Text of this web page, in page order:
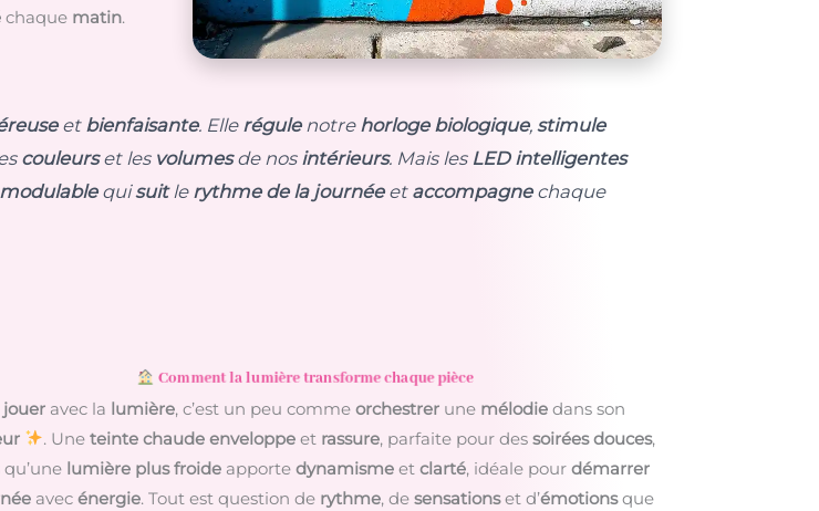
chaque matin.
et bienfaisante. Elle régulenotre horloge biologique, stimule
couleurset les volumesde nos intérieurs. Mais les LED intelligentes
quisuitle rythme de la journéeet accompagnechaque
Comment la lumière transforme chaque pièce
jouer avec la lumière, c’est un peu commeorchestrer une mélodie dans son
. Uneteinte chaude enveloppe et rassure, parfaite pour dessoirées douces,
lumière plus froide apportedynamisme etclarté, idéale pourdémarrer
avecénergie. Tout est question de rythme, desensationset d’émotionsque